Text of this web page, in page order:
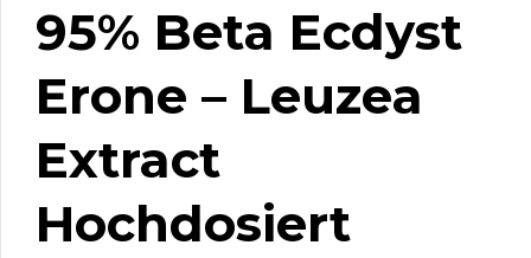
95% Beta Ecdyst
Erone – Leuzea
Extract
Hochdosiert